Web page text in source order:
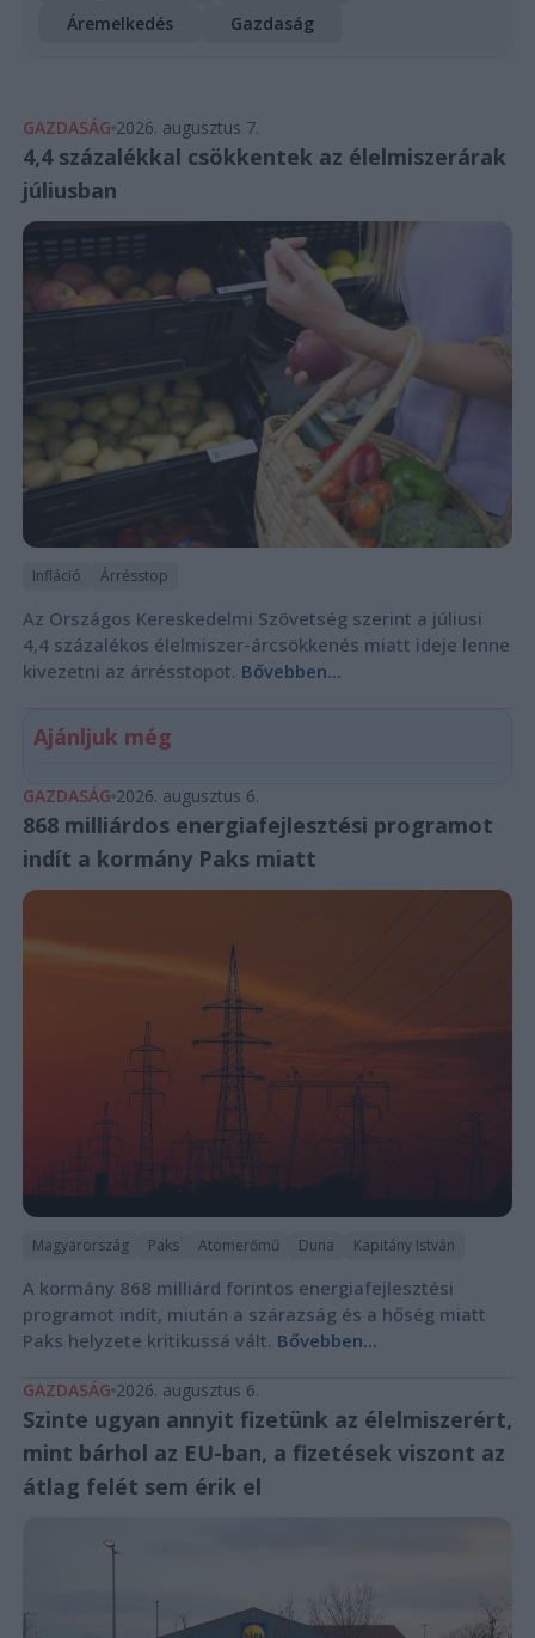
Áremelkedés
Gazdaság
GAZDASÁG 2026. augusztus 7.
4,4 százalékkal csökkentek az élelmiszerárak
júliusban
Infláció Árrésstop
Az Országos Kereskedelmi Szövetség szerint a júliusi
4,4 százalékos élelmiszer-árcsökkenés miatt ideje lenne
kivezetni az árrésstopot. Bővebben...
Ajánljuk még
GAZDASÁG 2026. augusztus 6.
868 milliárdos energiafejlesztési programot
indít a kormány Paks miatt
Magyarország Paks Atomerőmű Duna Kapitány István
A kormány 868 milliárd forintos energiafejlesztési
programot indít, miután a szárazság és a hőség miatt
Paks helyzete kritikussá vált. Bővebben...
GAZDASÁG 2026. augusztus 6.
Szinte ugyan annyit fizetünk az élelmiszerért,
mint bárhol az EU-ban, a fizetések viszont az
átlag felét sem érik el